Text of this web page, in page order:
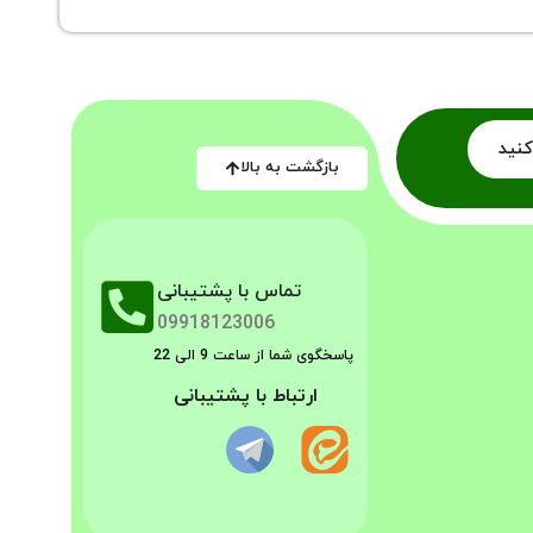
بازگشت به بالا
تماس با پشتیبانی
09918123006
پاسخگوی شما از ساعت 9 الی 22
ارتباط با پشتیبانی